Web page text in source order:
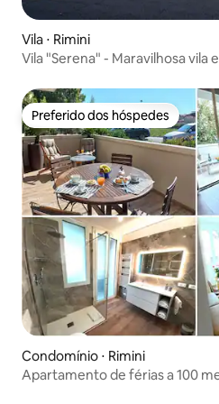
Vila ⋅ Rimini
Vila "Serena" - Maravilhosa vila
Preferido dos hóspedes
Preferido dos hóspedes
Condomínio ⋅ Rimini
Apartamento de férias a 100